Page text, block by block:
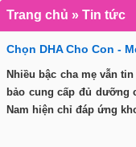
Chọn DHA Cho Con -
Nhiều bậc cha mẹ vẫn
bảo cung cấp đủ dưỡng
Nam hiện chỉ đáp ứng
Trang chủ » Tin tức